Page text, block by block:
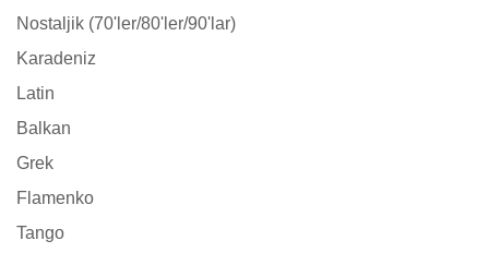
Nostaljik (70'ler/80'ler/90'lar)
Karadeniz
Latin
Balkan
Grek
Flamenko
Tango